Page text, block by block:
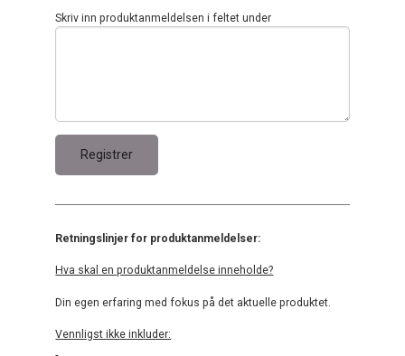
Skriv inn produktanmeldelsen i feltet under
Retningslinjer for produktanmeldelser:
Hva skal en produktanmeldelse inneholde?
Din egen erfaring med fokus på det aktuelle produktet.
Vennligst ikke inkluder: